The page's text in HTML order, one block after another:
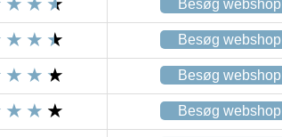
Besøg webshop
Besøg webshop
Besøg webshop
Besøg webshop